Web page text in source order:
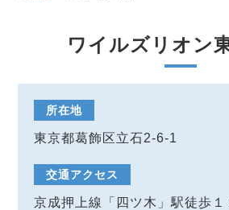
ワイルズリオン
所在地
東京都葛飾区立石2-6-1
交通アクセス
京成押上線「四ツ木」駅徒歩１